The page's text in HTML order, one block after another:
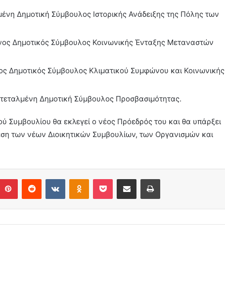
Δημοτική Σύμβουλος Ιστορικής Ανάδειξης της Πόλης των
Δημοτικός Σύμβουλος Κοινωνικής Ένταξης Μεταναστών
Δημοτικός Σύμβουλος Κλιματικού Συμφώνου και Κοινωνικής
Δημοτική Σύμβουλος Προσβασιμότητας.
Συμβουλίου θα εκλεγεί ο νέος Πρόεδρός του και θα υπάρξει
των νέων Διοικητικών Συμβουλίων, των Οργανισμών και
PinterestReddit VKontakteOdnoklassniki
Pocket Share via Email Print